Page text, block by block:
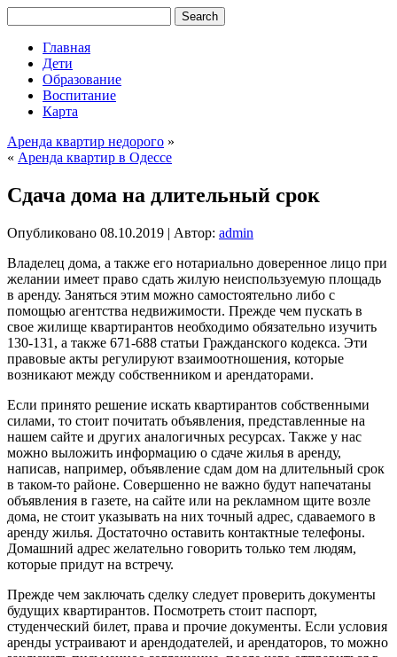
Главная
Дети
Образование
Воспитание
Карта
Аренда квартир недорого »
« Аренда квартир в Одессе
Сдача дома на длительный срок
Опубликовано 08.10.2019 | Автор: admin
Владелец дома, а также его нотариально доверенное лицо при
желании имеет право сдать жилую неиспользуемую площадь
в аренду. Заняться этим можно самостоятельно либо с
помощью агентства недвижимости. Прежде чем пускать в
свое жилище квартирантов необходимо обязательно изучить
130-131, а также 671-688 статьи Гражданского кодекса. Эти
правовые акты регулируют взаимоотношения, которые
возникают между собственником и арендаторами.
Если принято решение искать квартирантов собственными
силами, то стоит почитать объявления, представленные на
нашем сайте и других аналогичных ресурсах. Также у нас
можно выложить информацию о сдаче жилья в аренду,
написав, например, объявление сдам дом на длительный срок
в таком-то районе. Совершенно не важно будут напечатаны
объявления в газете, на сайте или на рекламном щите возле
дома, не стоит указывать на них точный адрес, сдаваемого в
аренду жилья. Достаточно оставить контактные телефоны.
Домашний адрес желательно говорить только тем людям,
которые придут на встречу.
Прежде чем заключать сделку следует проверить документы
будущих квартирантов. Посмотреть стоит паспорт,
студенческий билет, права и прочие документы. Если условия
аренды устраивают и арендодателей, и арендаторов, то можно